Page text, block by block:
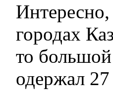
городах
то
одержал